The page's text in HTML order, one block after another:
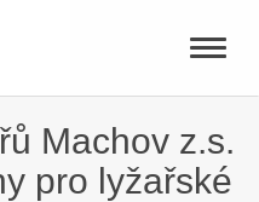
Toggle
Machov z.s.
pro lyžařské